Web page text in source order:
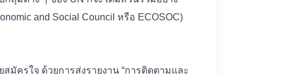
and Social Council หรือ ECOSOC)
มัครใจ ด้วยการส่งรายงาน “การติดตามและ